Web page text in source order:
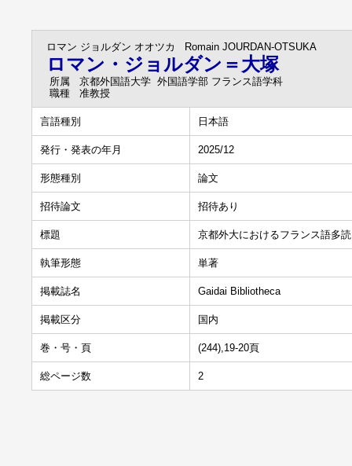
ロマン ジョルダン オオツカ Romain JOURDAN-OTSUKA
ロマン・ジョルダン＝大塚
所属
京都外国語大学 外国語学部 フランス語学科
職種
准教授
言語種別 日本語
発行・発表の年月 2025/12
形態種別 論文
招待論文 招待あり
標題 京都外大におけるフランス語多
執筆形態 単著
掲載誌名 Gaidai Bibliotheca
掲載区分 国内
巻・号・頁 (244),19-20頁
総ページ数 2